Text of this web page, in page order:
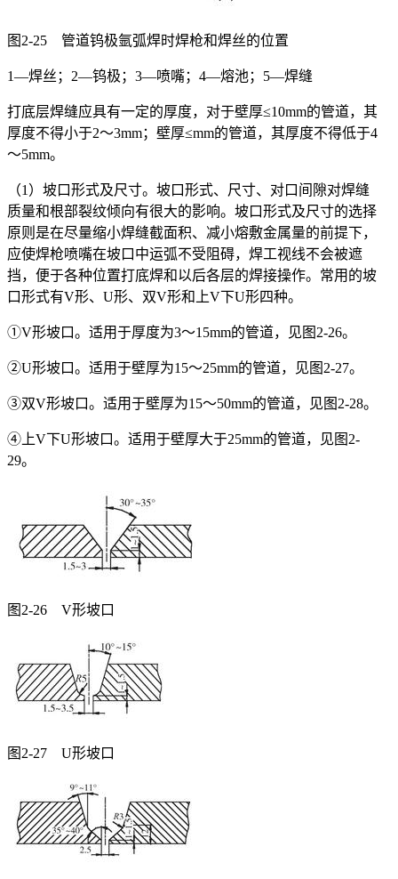
图2-25 管道钨极氩弧焊时焊枪和焊丝的位置
1—焊丝；2—钨极；3—喷嘴；4—熔池；5—焊缝
打底层焊缝应具有一定的厚度，对于壁厚≤10mm的管道，其
厚度不得小于2～3mm；壁厚≤mm的管道，其厚度不得低于4
～5mm。
（1）坡口形式及尺寸。坡口形式、尺寸、对口间隙对焊缝
质量和根部裂纹倾向有很大的影响。坡口形式及尺寸的选择
原则是在尽量缩小焊缝截面积、减小熔敷金属量的前提下，
应使焊枪喷嘴在坡口中运弧不受阻碍，焊工视线不会被遮
挡，便于各种位置打底焊和以后各层的焊接操作。常用的坡
口形式有V形、U形、双V形和上V下U形四种。
①V形坡口。适用于厚度为3～15mm的管道，见图2-26。
②U形坡口。适用于壁厚为15～25mm的管道，见图2-27。
③双V形坡口。适用于壁厚为15～50mm的管道，见图2-28。
④上V下U形坡口。适用于壁厚大于25mm的管道，见图2-
29。
图2-26 V形坡口
图2-27 U形坡口